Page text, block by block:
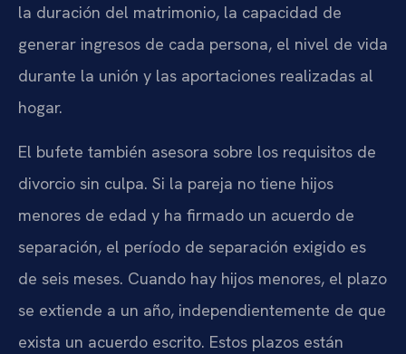
la duración del matrimonio, la capacidad de
generar ingresos de cada persona, el nivel de vida
durante la unión y las aportaciones realizadas al
hogar.
El bufete también asesora sobre los requisitos de
divorcio sin culpa. Si la pareja no tiene hijos
menores de edad y ha firmado un acuerdo de
separación, el período de separación exigido es
de seis meses. Cuando hay hijos menores, el plazo
se extiende a un año, independientemente de que
exista un acuerdo escrito. Estos plazos están